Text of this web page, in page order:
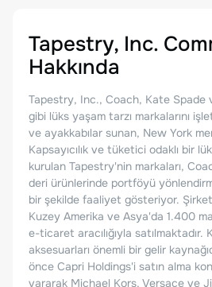
Tapestry, Inc.
Hakkında
Tapestry, Inc., Coach, Kate Spade
gibi lüks yaşam tarzı markalarını
ve ayakkabılar sunan, New York
Kapsayıcılık ve tüketici odaklı bir
kurulan Tapestry'nin markaları,
deri ürünlerinde portföyü
bir şekilde faaliyet gösteriyor.
Kuzey Amerika ve Asya'da 1.400
e-ticaret aracılığıyla satılmaktadır.
aksesuarları önemli bir gelir
önce Capri Holdings'i satın alma
vararak Michael Kors, Versace ve